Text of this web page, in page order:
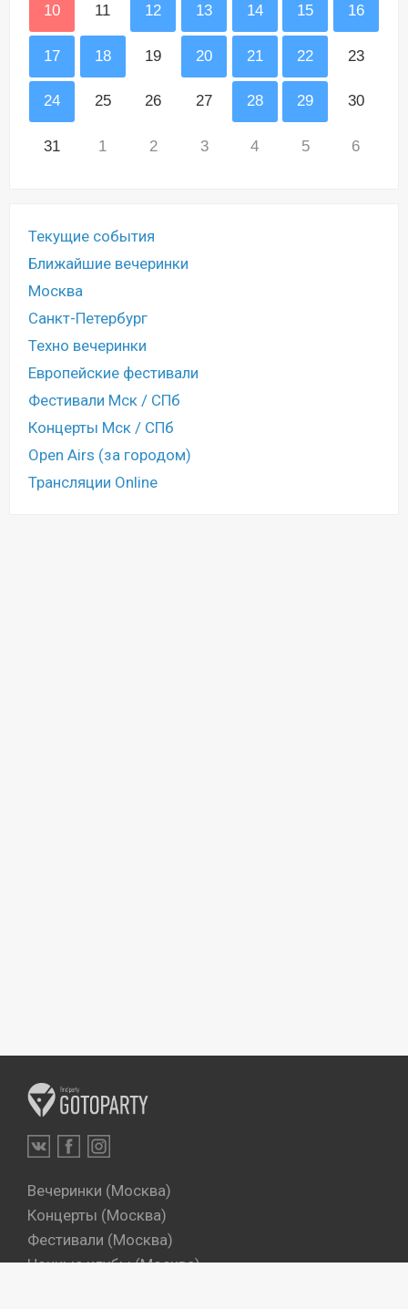
10 11 12 13 14 15 16
17 18 19 20 21 22 23
24 25 26 27 28 29 30
31 1 2 3 4 5 6
Текущие события
Ближайшие вечеринки
Москва
Санкт-Петербург
Техно вечеринки
Европейские фестивали
Фестивали Мск / СПб
Концерты Мск / СПб
Open Airs (за городом)
Трансляции Online
Вечеринки (Москва)
Концерты (Москва)
Фестивали (Москва)
Ночные клубы (Москва)